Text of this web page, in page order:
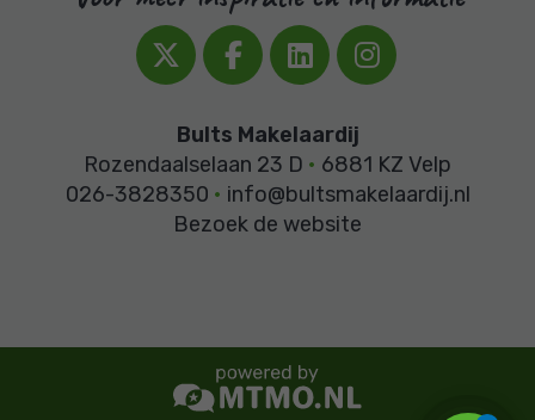
Bults Makelaardij
Rozendaalselaan 23 D • 6881 KZ Velp
026-3828350 • info@bultsmakelaardij.nl
Bezoek de website